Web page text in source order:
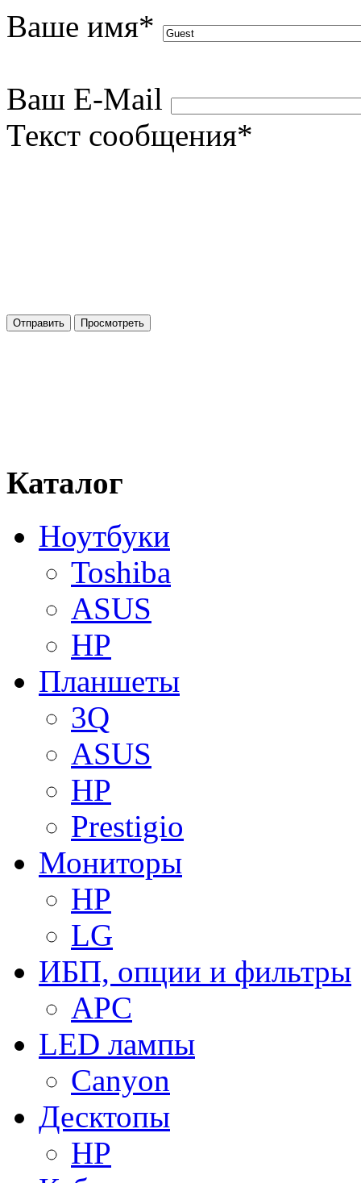
Ваше имя*
Ваш E-Mail
Текст сообщения*
Каталог
Ноутбуки
Toshiba
ASUS
HP
Планшеты
3Q
ASUS
HP
Prestigio
Мониторы
HP
LG
ИБП, опции и фильтры
APC
LED лампы
Canyon
Десктопы
HP